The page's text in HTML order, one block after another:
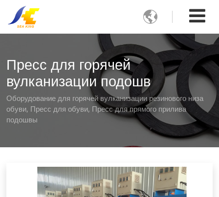

Пресс для горячей
вулканизации подошв
Оборудование для горячей вулканизации резинового низа
обуви, Пресс для обуви, Пресс для прямого прилива
подошвы